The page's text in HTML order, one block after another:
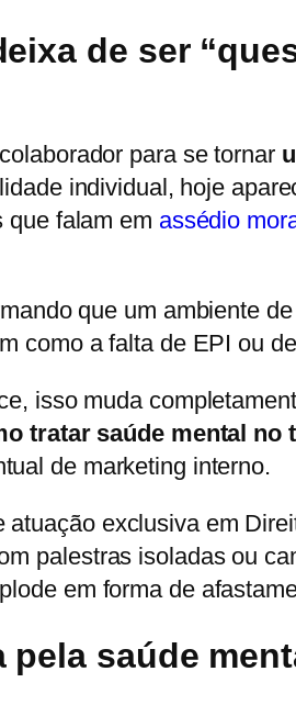
de ser
para se tornar
individual, hoje
que falam em assédio
que um ambiente
como a falta de EPI ou
isso muda
tratar saúde mental no
de marketing interno.
exclusiva em
palestras isoladas ou
em forma de
saúde